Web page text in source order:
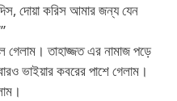
দোয়া করিস আমার জন্য যেন
গেলাম। তাহাজ্জত এর নামাজ পড়ে
ভাইয়ার কবরের পাশে গেলাম।